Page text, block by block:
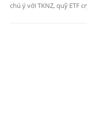
chú ý với TKNZ, quỹ ETF